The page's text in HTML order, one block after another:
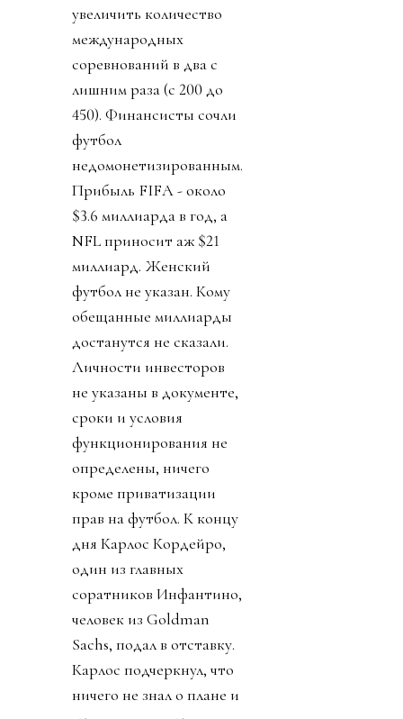
увеличить количество
международных
соревнований в два с
лишним раза (с 200 до
450). Финансисты сочли
футбол
недомонетизированным.
Прибыль FIFA - около
$3.6 миллиарда в год, а
NFL приносит аж $21
миллиард. Женский
футбол не указан. Кому
обещанные миллиарды
достанутся не сказали.
Личности инвесторов
не указаны в документе,
сроки и условия
функционирования не
определены, ничего
кроме приватизации
прав на футбол. К концу
дня Карлос Кордейро,
один из главных
соратников Инфантино,
человек из Goldman
Sachs, подал в отставку.
Карлос подчеркнул, что
ничего не знал о плане и